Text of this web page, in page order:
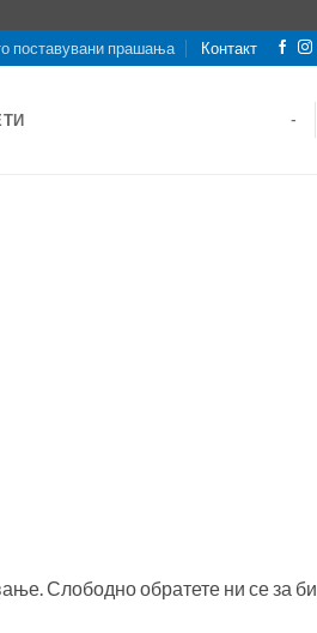
поставувани прашања Контакт
-
Слободно обратете ни се за